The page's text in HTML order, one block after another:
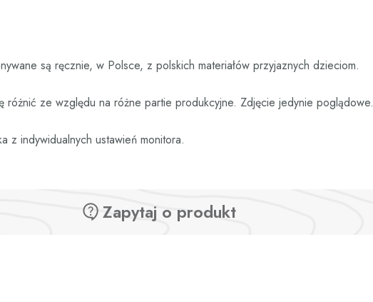
są ręcznie, w Polsce, z polskich materiałów przyjaznych dzieciom.
różnić ze względu na różne partie produkcyjne. Zdjęcie jedynie poglądowe.
z indywidualnych ustawień monitora.
Zapytaj o produkt